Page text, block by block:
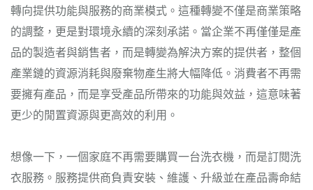
轉向提供功能與服務的商業模式。這種轉變不僅是商業策略
的調整，更是對環境永續的深刻承諾。當企業不再僅僅是產
品的製造者與銷售者，而是轉變為解決方案的提供者，整個
產業鏈的資源消耗與廢棄物產生將大幅降低。消費者不再需
要擁有產品，而是享受產品所帶來的功能與效益，這意味著
更少的閒置資源與更高效的利用。
想像一下，一個家庭不再需要購買一台洗衣機，而是訂閱洗
衣服務。服務提供商負責安裝、維護、升級並在產品壽命結